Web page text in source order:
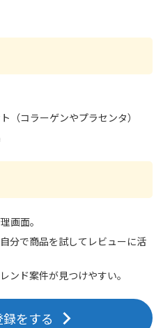
（コラーゲンやプラセンタ）
画面。
分で商品を試してレビューに活
ンド案件が見つけやすい。
をする